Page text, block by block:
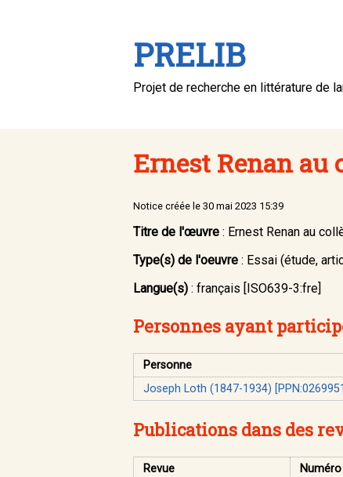
PRELIB
Projet de recherche en littérature de
Ernest Renan au
Notice créée le 30 mai 2023 15:39
Titre de l'œuvre : Ernest Renan au
Type(s) de l'oeuvre : Essai (étude,
Langue(s) : français [ISO639-3:fre]
Personnes ayant
Personne
Joseph Loth (1847-1934)
Publications dans des
Revue Numéro